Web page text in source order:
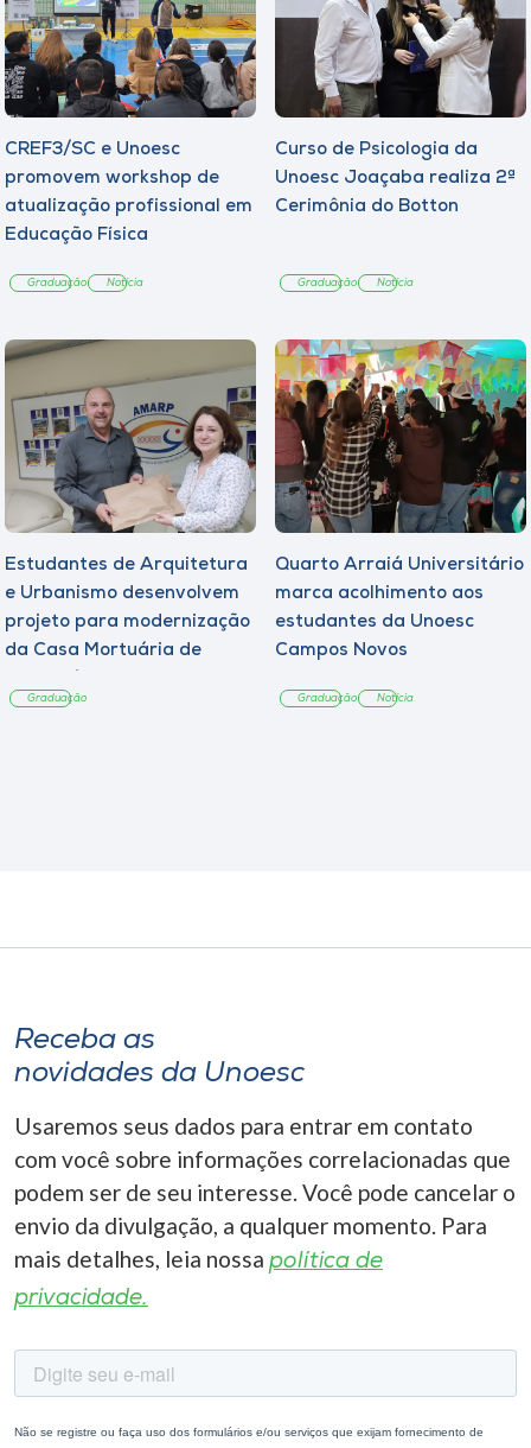
CREF3/SC e Unoesc
promovem workshop de
atualização profissional em
Educação Física
Graduação Notícia
Curso de Psicologia da
Unoesc Joaçaba realiza 2ª
Cerimônia do Botton
Graduação Notícia
Estudantes de Arquitetura
e Urbanismo desenvolvem
projeto para modernização
da Casa Mortuária de
Graduação
Quarto Arraiá Universitário
marca acolhimento aos
estudantes da Unoesc
Campos Novos
Graduação Notícia
Receba as
novidades da Unoesc
Usaremos seus dados para entrar em contato
com você sobre informações correlacionadas que
podem ser de seu interesse. Você pode cancelar o
envio da divulgação, a qualquer momento. Para
mais detalhes, leia nossa política de
privacidade.